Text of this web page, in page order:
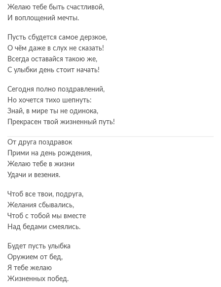
Желаю тебе быть счастливой,
И воплощений мечты.
Пусть сбудется самое дерзкое,
О чём даже в слух не сказать!
Всегда оставайся такою же,
С улыбки день стоит начать!
Сегодня полно поздравлений,
Но хочется тихо шепнуть:
Знай, в мире ты не одинока,
Прекрасен твой жизненный путь!
От друга поздравок
Прими на день рождения,
Желаю тебе в жизни
Удачи и везения.
Чтоб все твои, подруга,
Желания сбывались,
Чтоб с тобой мы вместе
Над бедами смеялись.
Будет пусть улыбка
Оружием от бед,
Я тебе желаю
Жизненных побед.